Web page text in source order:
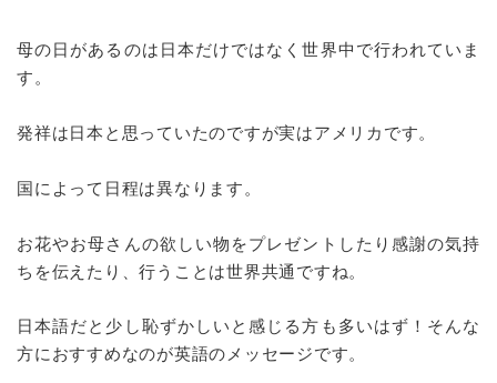
母の日があるのは日本だけではなく世界中で行われていま
す。
発祥は日本と思っていたのですが実はアメリカです。
国によって日程は異なります。
お花やお母さんの欲しい物をプレゼントしたり感謝の気持
ちを伝えたり、行うことは世界共通ですね。
日本語だと少し恥ずかしいと感じる方も多いはず！そんな
方におすすめなのが英語のメッセージです。